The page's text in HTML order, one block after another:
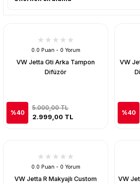
0.0 Puan - 0 Yorum
VW Jetta Gti Arka Tampon
Difüzör
%40
5.000,00 TL
2.999,00 TL
VW
%40
0.0 Puan - 0 Yorum
VW Jetta R Makyajlı Custom
VW